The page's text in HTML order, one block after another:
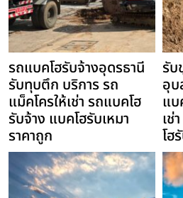
รถแบคโฮรับจ้างอุดรธานี
รับทุบตึก บริการ รถ
แม็คโครให้เช่า รถแบคโฮ
รับจ้าง แบคโฮรับเหมา
ราคาถูก
รับ
อุบ
แบ
เช่
โฮ